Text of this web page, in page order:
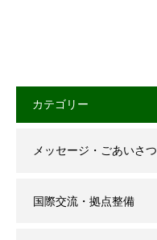
カテゴリー
メッセージ・ごあいさつ
国際交流・拠点整備